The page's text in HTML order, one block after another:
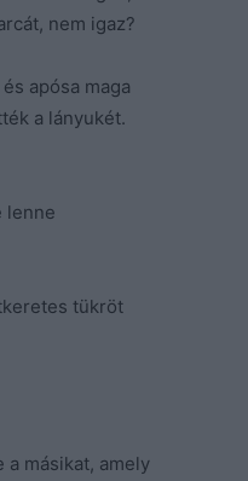
nem igaz?
apósa maga
a lányukét.
lenne
tükröt
másikat, amely